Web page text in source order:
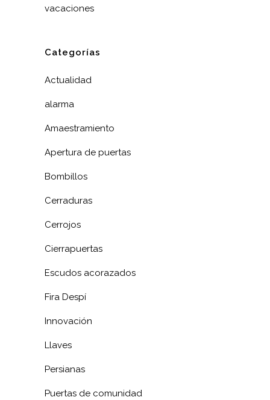
vacaciones
Categorías
Actualidad
alarma
Amaestramiento
Apertura de puertas
Bombillos
Cerraduras
Cerrojos
Cierrapuertas
Escudos acorazados
Fira Despí
Innovación
Llaves
Persianas
Puertas de comunidad